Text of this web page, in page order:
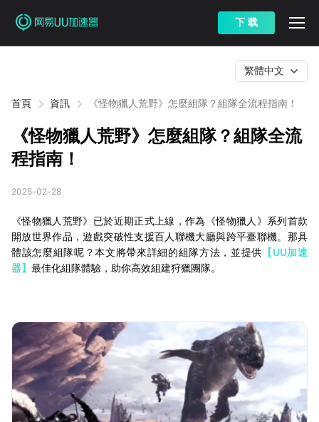
下 载
首頁 資訊 《怪物獵人荒野》怎麼組隊？組隊全流程指南！
繁體中文
《怪物獵人荒野》怎麼組隊？組隊全流
程指南！
2025-02-28
《怪物獵人荒野》已於近期正式上線，作為《怪物獵人》系列首款
開放世界作品，遊戲突破性支援百人聯機大廳與跨平臺聯機。那具
體該怎麼組隊呢？本文將帶來詳細的組隊方法，並提供 【UU加速
器】 最佳化組隊體驗，助你高效組建狩獵團隊。